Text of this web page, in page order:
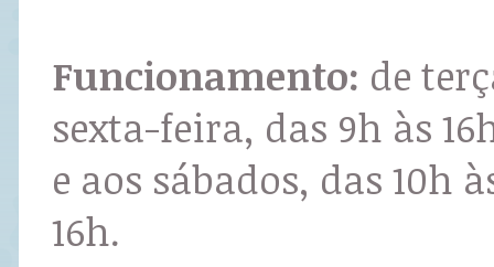
Funcionamento: de
sexta-feira, das 9h às
e aos sábados, das 10h
16h.